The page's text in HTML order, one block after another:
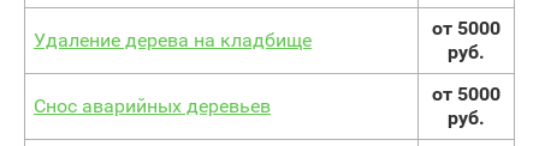
Удаление дерева на кладбище
от 5000
руб.
Снос аварийных деревьев
от 5000
руб.